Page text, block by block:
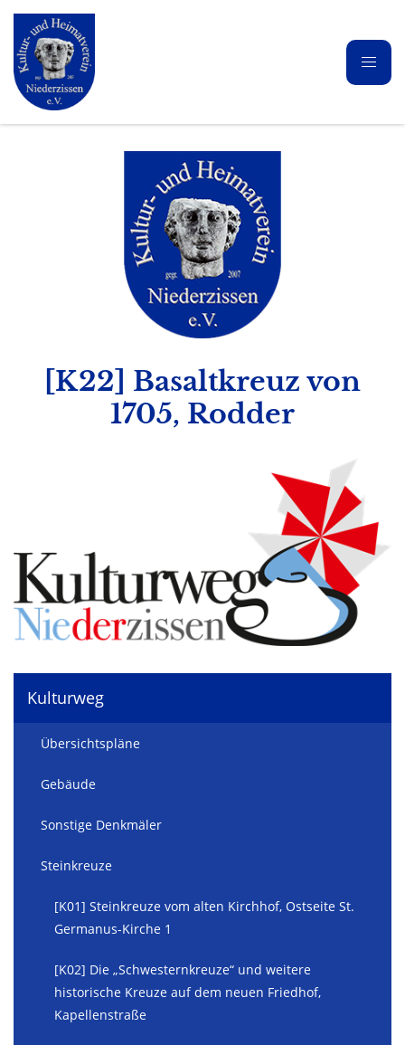
[K22] Basaltkreuz von
1705, Rodder
Kulturweg
Übersichtspläne
Gebäude
Sonstige Denkmäler
Steinkreuze
[K01] Steinkreuze vom alten Kirchhof, Ostseite St.
Germanus-Kirche 1
[K02] Die „Schwesternkreuze“ und weitere
historische Kreuze auf dem neuen Friedhof,
Kapellenstraße